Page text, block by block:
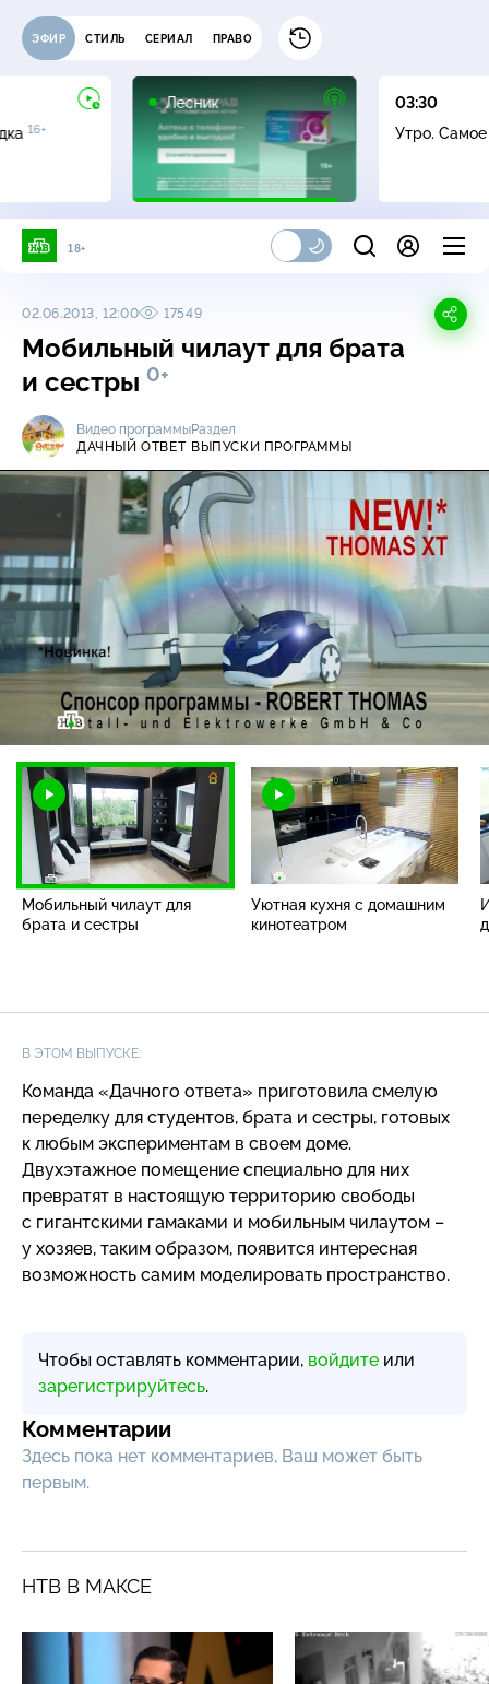
ЭФИР СТИЛЬ СЕРИАЛ ПРАВО
16+
Лесник
03:30
Утро.
18+
02.06.2013, 12:00 17549
Мобильный чилаут для брата
и сестры 0+
Видео программы
ДАЧНЫЙ ОТВЕТ
Раздел
ВЫПУСКИ ПРОГРАММЫ
/
Загрузка:
Мобильный чилаут для
брата и сестры
Уютная кухня с домашним
кинотеатром
В ЭТОМ ВЫПУСКЕ:
Команда «Дачного ответа» приготовила смелую
переделку для студентов, брата и сестры, готовых
к любым экспериментам в своем доме.
Двухэтажное помещение специально для них
превратят в настоящую территорию свободы
с гигантскими гамаками и мобильным чилаутом –
у хозяев, таким образом, появится интересная
возможность самим моделировать пространство.
Чтобы оставлять комментарии, войдите или
зарегистрируйтесь.
Комментарии
Здесь пока нет комментариев, Ваш может быть
первым.
НТВ В МАКСЕ